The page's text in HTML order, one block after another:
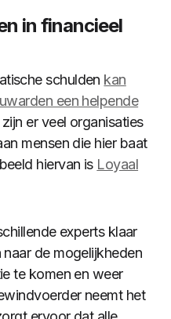
in financieel
schulden kan
een helpende
er veel organisaties
mensen die hier baat
hiervan is Loyaal
experts klaar
de mogelijkheden
te komen en weer
neemt het